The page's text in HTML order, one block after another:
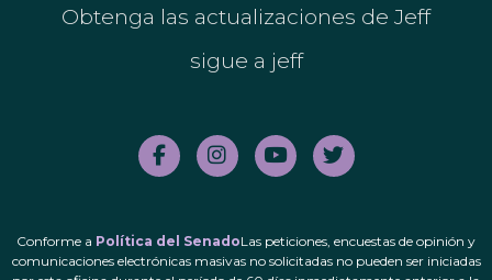
Obtenga las actualizaciones de Jeff
sigue a jeff
Conforme a Política del SenadoLas peticiones, encuestas de opinión y
comunicaciones electrónicas masivas no solicitadas no pueden ser iniciadas